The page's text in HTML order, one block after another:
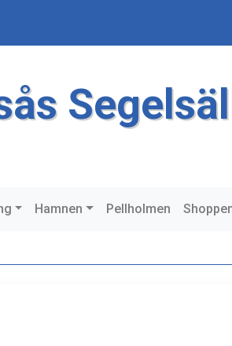
Hamnen Pellholmen